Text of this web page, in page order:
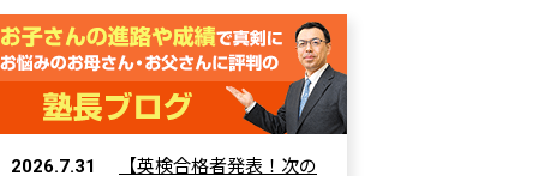
2026.7.31 【英検合格者発表！次の